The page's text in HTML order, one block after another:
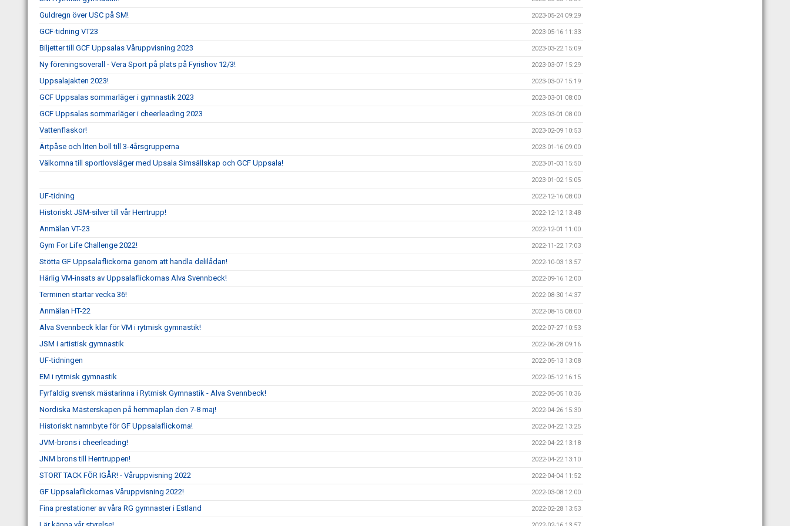
Guldregn över USC på SM! 2023-05-24 09:29
GCF-tidning VT23 2023-05-16 11:33
Biljetter till GCF Uppsalas Våruppvisning 2023 2023-03-22 15:09
Ny föreningsoverall - Vera Sport på plats på Fyrishov 12/3! 2023-03-07 15:29
Uppsalajakten 2023! 2023-03-07 15:19
GCF Uppsalas sommarläger i gymnastik 2023 2023-03-01 08:00
GCF Uppsalas sommarläger i cheerleading 2023 2023-03-01 08:00
Vattenflaskor! 2023-02-09 10:53
Ärtpåse och liten boll till 3-4årsgrupperna 2023-01-16 09:00
Välkomna till sportlovsläger med Upsala Simsällskap och GCF Uppsala! 2023-01-03 15:50
2023-01-02 15:05
UF-tidning 2022-12-16 08:00
Historiskt JSM-silver till vår Herrtrupp! 2022-12-12 13:48
Anmälan VT-23 2022-12-01 11:00
Gym For Life Challenge 2022! 2022-11-22 17:03
Stötta GF Uppsalaflickorna genom att handla delilådan! 2022-10-03 13:57
Härlig VM-insats av Uppsalaflickornas Alva Svennbeck! 2022-09-16 12:00
Terminen startar vecka 36! 2022-08-30 14:37
Anmälan HT-22 2022-08-15 08:00
Alva Svennbeck klar för VM i rytmisk gymnastik! 2022-07-27 10:53
JSM i artistisk gymnastik 2022-06-28 09:16
UF-tidningen 2022-05-13 13:08
EM i rytmisk gymnastik 2022-05-12 16:15
Fyrfaldig svensk mästarinna i Rytmisk Gymnastik - Alva Svennbeck! 2022-05-05 10:36
Nordiska Mästerskapen på hemmaplan den 7-8 maj! 2022-04-26 15:30
Historiskt namnbyte för GF Uppsalaflickorna! 2022-04-22 13:25
JVM-brons i cheerleading! 2022-04-22 13:18
JNM brons till Herrtruppen! 2022-04-22 13:10
STORT TACK FÖR IGÅR! - Våruppvisning 2022 2022-04-04 11:52
GF Uppsalaflickornas Våruppvisning 2022! 2022-03-08 12:00
Fina prestationer av våra RG gymnaster i Estland 2022-02-28 13:53